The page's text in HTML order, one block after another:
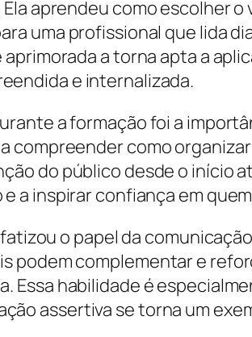
aprendeu como escolher
uma profissional que lida
aprimorada a torna apta a
e internalizada.
a formação foi a
compreender como
do público desde o início
a inspirar confiança em
o papel da
podem complementar e
Essa habilidade é
assertiva se torna um